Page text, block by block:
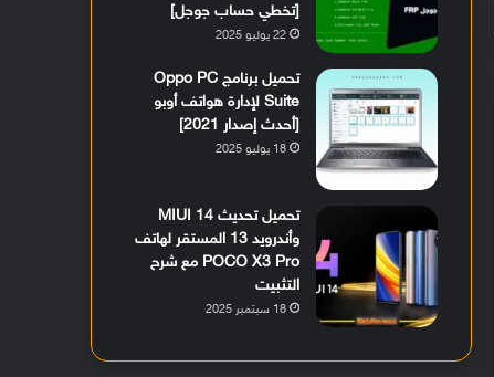
[تخطي حساب جوجل]
22 يوليو 2025
تحميل برنامج Oppo PC
Suite لإدارة هواتف أوبو
[أحدث إصدار 2021]
18 يوليو 2025
تحميل تحديث MIUI 14
وأندرويد 13 المستقر لهاتف
POCO X3 Pro مع شرح
التثبيت
18 سبتمبر 2025